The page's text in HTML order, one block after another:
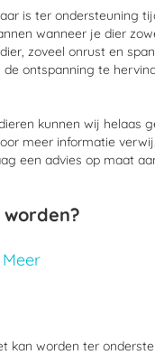
is ter ondersteuning
wanneer je dier
dier, zoveel onrust en
de ontspanning te
kunnen wij helaas
meer informatie
een advies op maat
je
kan worden ter